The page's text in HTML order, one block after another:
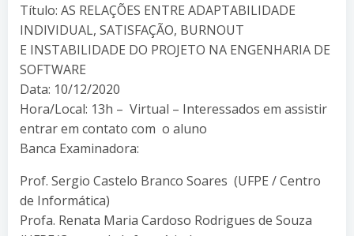
Título: AS RELAÇÕES ENTRE ADAPTABILIDADE
INDIVIDUAL, SATISFAÇÃO, BURNOUT
E INSTABILIDADE DO PROJETO NA ENGENHARIA DE
SOFTWARE
Data: 10/12/2020
Hora/Local: 13h – Virtual – Interessados em assistir
entrar em contato com o aluno
Banca Examinadora:
Prof. Sergio Castelo Branco Soares (UFPE / Centro
de Informática)
Profa. Renata Maria Cardoso Rodrigues de Souza